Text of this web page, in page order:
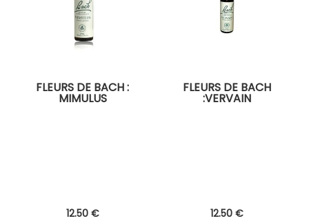
FLEURS DE BACH :
MIMULUS
12.50 €
FLEURS DE BACH
:VERVAIN
12.50 €